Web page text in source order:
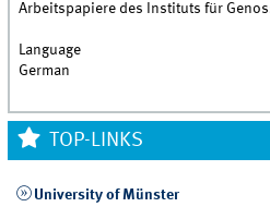
Arbeitspapiere des Instituts für
Language
German
TOP-LINKS
University of Münster